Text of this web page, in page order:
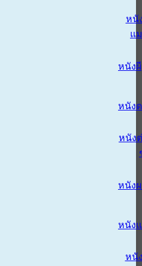
หนั
แ
หนังผี
หนัง
หนัง
หนัง
หนัง
หนั